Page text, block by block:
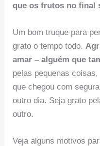
que os frutos no final
Um bom truque para
grato o tempo todo.
amar – alguém que
pelas pequenas
que chegou com
outro dia. Seja grato
outro.
Veja alguns motivos